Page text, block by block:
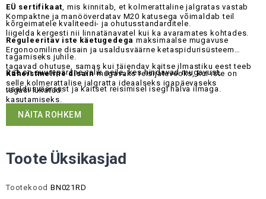
EÜ sertifikaat , mis kinnitab, et kolmerattaline jalgratas vastab
kõrgeimatele kvaliteedi- ja ohutusstandarditele.
Reguleeritav iste käetugedega maksimaalse mugavuse
tagamiseks juhile.
Kaheistmeline disainmugavaks reisijateveoks, kui iste on
tagasi lükatud.
Kompaktne ja manööverdatav M20 katusega võimaldab teil
liigelda kergesti nii linnatänavatel kui ka avaramates kohtades.
Ergonoomiline disain ja usaldusväärne ketaspidurisüsteem
tagavad ohutuse, samas kui täiendav kaitse ilmastiku eest teeb
selle kolmerattalise jalgratta ideaalseks igapäevaseks
kasutamiseks.
See on suurepärane valik neile, kes hindavad mugavust,
usaldusväärsust ja kaitset reisimisel isegi halva ilmaga.
NÄITA ROHKEM
Toote Üksikasjad
Tootekood BN021RD